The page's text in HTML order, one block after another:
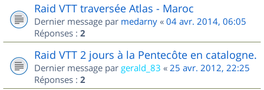
Raid VTT traversée Atlas - Maroc
Dernier message par medarny « 04 avr. 2014, 06:05
Réponses : 2
Raid VTT 2 jours à la Pentecôte en catalogne.
Dernier message par gerald_83 « 25 avr. 2012, 22:25
Réponses : 2